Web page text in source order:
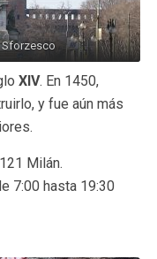
Sforzesco
XIV. En 1450,
y fue aún más
Milán.
7:00 hasta 19:30